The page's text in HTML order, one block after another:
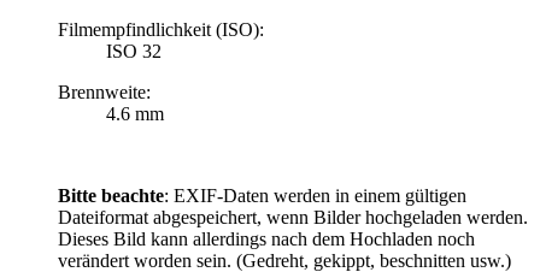
Filmempfindlichkeit (ISO):
ISO 32
Brennweite:
4.6 mm
Bitte beachte: EXIF-Daten werden in einem gültigen
Dateiformat abgespeichert, wenn Bilder hochgeladen werden.
Dieses Bild kann allerdings nach dem Hochladen noch
verändert worden sein. (Gedreht, gekippt, beschnitten usw.)